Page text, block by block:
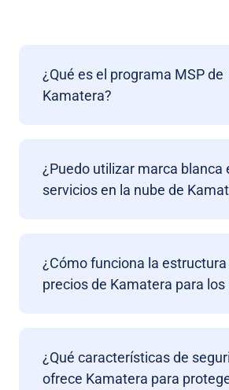
¿Qué es el programa MSP de
Kamatera?
¿Puedo utilizar marca blanca
servicios en la nube de
¿Cómo funciona la estructura
precios de Kamatera para los
¿Qué características de
ofrece Kamatera para